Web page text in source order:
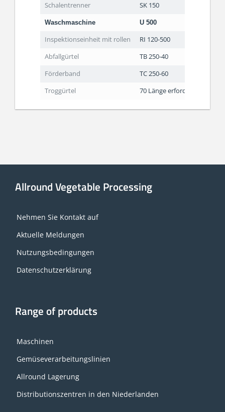
Schalentrenner
SK 150
Waschmaschine U 500
Inspektionseinheit mit rollen
RI 120-500
Abfallgürtel
TB 250-40
Förderband
TC 250-60
Troggürtel
70 Länge erforderlich
Allround Vegetable Processing
Nehmen Sie Kontakt auf
Aktuelle Meldungen
Nutzungsbedingungen
Datenschutzerklärung
Range of products
Maschinen
Gemüseverarbeitungslinien
Allround Lagerung
Distributionszentren in den Niederlanden